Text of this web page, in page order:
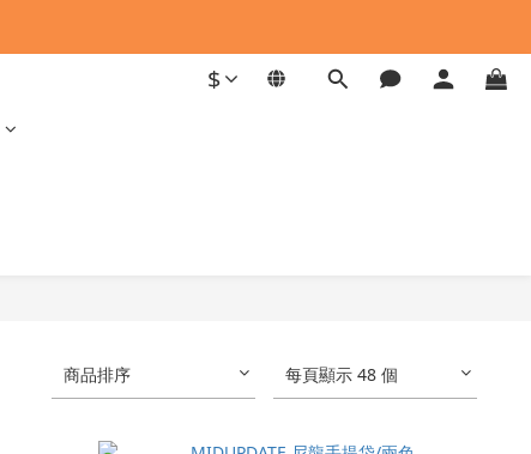
$
商品排序 每頁顯示 48 個